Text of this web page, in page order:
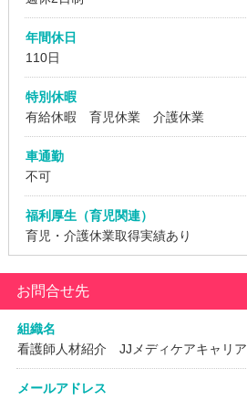
年間休日
110日
特別休暇
有給休暇 育児休業 介護休業
車通勤
不可
福利厚生（育児関連）
育児・介護休業取得実績あり
お問合せ先
組織名
看護師人材紹介 JJメディケアキャリア
メールアドレス